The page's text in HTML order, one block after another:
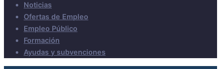
Noticias
Ofertas de Empleo
Empleo Público
Formación
Ayudas y subvenciones